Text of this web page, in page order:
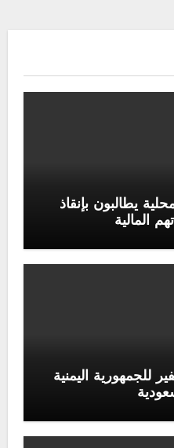
يطالبون بإنقاذ
المالية
للجمهورية اليمنية